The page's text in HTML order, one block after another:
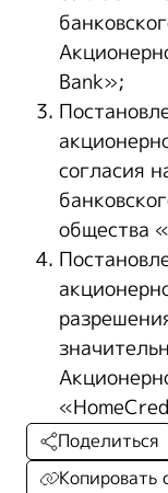
Bank»;
согласия
общества
Поделиться
Копировать